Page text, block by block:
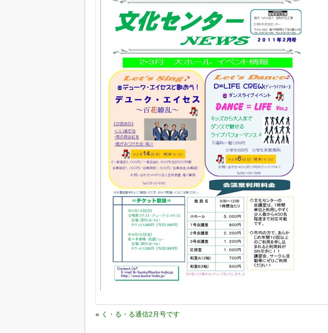
« く・る・る通信2月号です